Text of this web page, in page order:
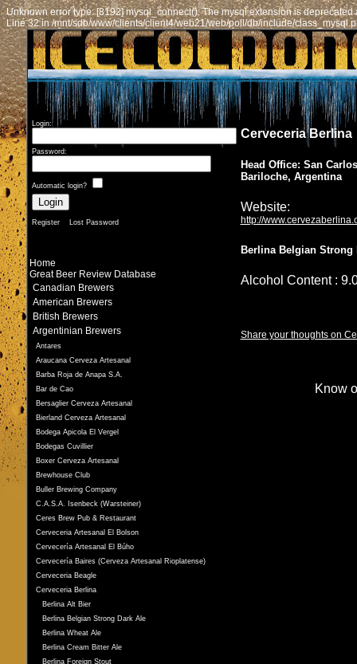
Unknown error type: [8192] mysql_connect(): The mysql extension is
Line 32 in /mnt/sdb/www/clients/client4/web21/web/poll/db/include/
Login:
Password:
Automatic login?
Register Lost Password
Home
Great Beer Review Database
Canadian Brewers
American Brewers
British Brewers
Argentinian Brewers
Antares
Araucana Cerveza Artesanal
Barba Roja de Anapa S.A.
Bar de Cao
Bersaglier Cerveza Artesanal
Bierland Cerveza Artesanal
Bodega Apicola El Vergel
Bodegas Cuvillier
Boxer Cerveza Artesanal
Brewhouse Club
Buller Brewing Company
C.A.S.A. Isenbeck (Warsteiner)
Ceres Brew Pub & Restaurant
Cerveceria Artesanal El Bolson
Cervecería Artesanal El Búho
Cervecería Baires (Cerveza Artesanal Rioplatense)
Cerveceria Beagle
Cerveceria Berlina
Berlina Alt Bier
Berlina Belgian Strong Dark Ale
Berlina Wheat Ale
Berlina Cream Bitter Ale
Berlina Foreign Stout
Cerveceria Berlina
Head Office: San
Bariloche, Argentina
Website:
http://
Berlina Belgian Strong
Alcohol Content :
Share your thoughts on
Know